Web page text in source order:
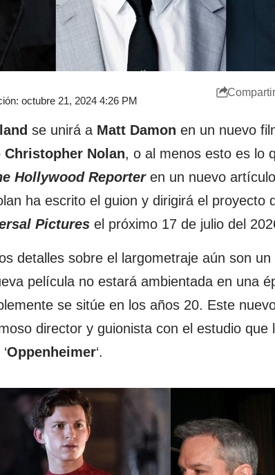
octubre 21, 2024 4:26 PM
Compartir
se unirá a Matt Damon en un nuevo
Christopher Nolan, o al menos esto es lo
Hollywood Reporteren un nuevo
ha escrito el guion y dirigirá el proyecto
Pictures el próximo 17 de julio del
detalles sobre el largometraje aún son
película no estará ambientada en una
se sitúe en los años 20. Este
director y guionista con el estudio que
Oppenheimer‘.